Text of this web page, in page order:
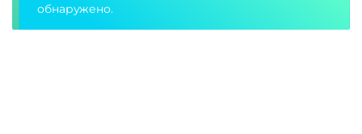
обнаружено.